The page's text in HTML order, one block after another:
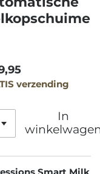
verzending
In